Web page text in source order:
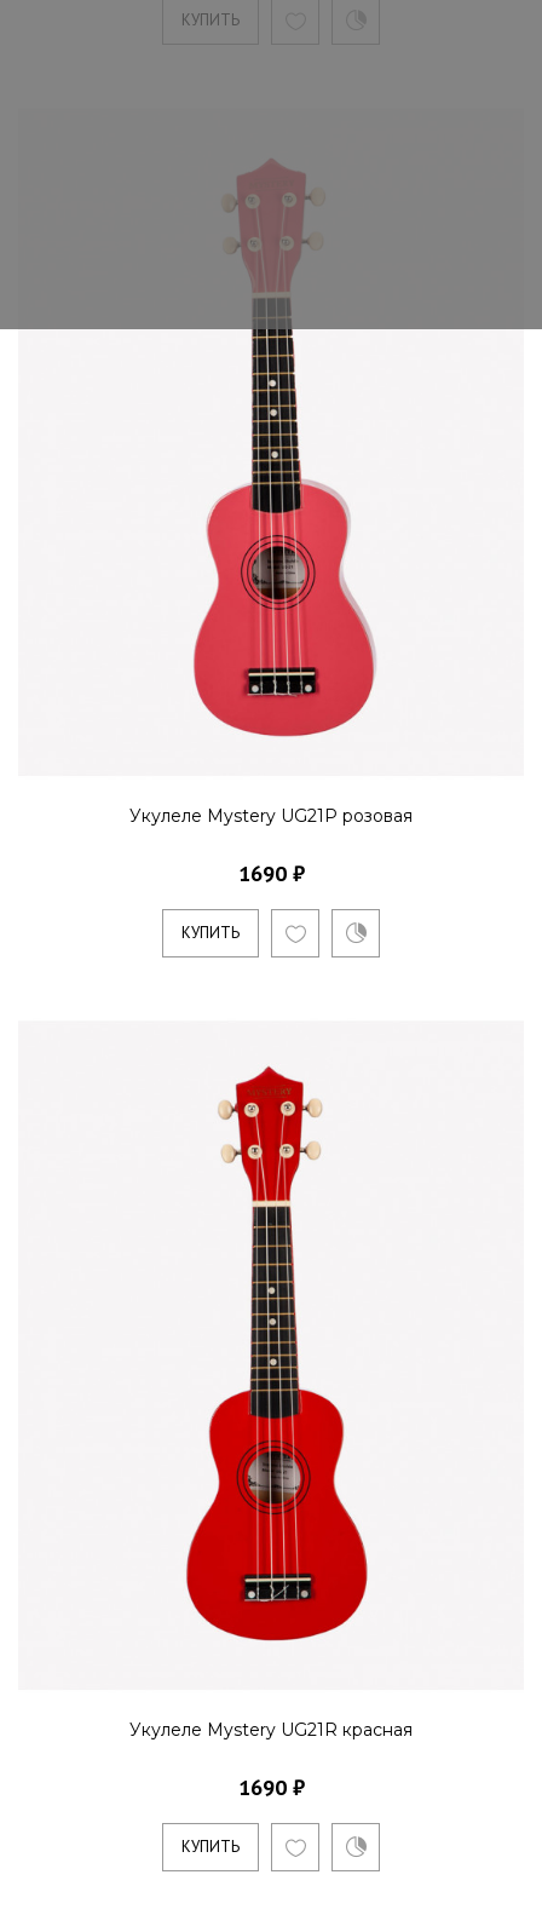
Mystery UG23G укулеле размера концерт.
Обечайка и задняя дека изготовлены из
Бридж укулеле сде..
КУПИТЬ
КУПИТЬ
Укулеле Mystery UG21P розовая
1690 ₽
КУПИТЬ
Укулеле Mystery UG21R красная
1690 ₽
КУПИТЬ